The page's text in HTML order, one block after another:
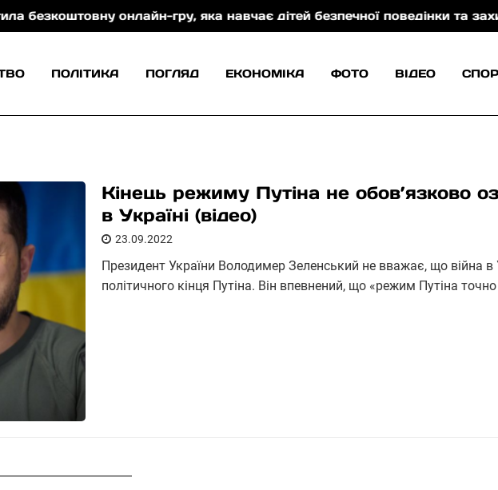
онлайн-гру, яка навчає дітей безпечної поведінки та захисту від
ПОЛІТИКА ПОГЛЯД ЕКОНОМІКА ФОТО ВІДЕО
Кінець режиму Путіна не обов’язково
в Україні (відео)
23.09.2022
Президент України Володимер Зеленський не вважає, що війна в
політичного кінця Путіна. Він впевнений, що «режим Путіна